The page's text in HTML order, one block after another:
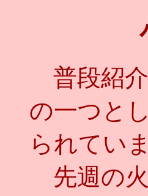
普段紹
の一つと
られてい
先週の火